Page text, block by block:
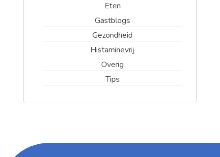
Eten
Gastblogs
Gezondheid
Histaminevrij
Overig
Tips